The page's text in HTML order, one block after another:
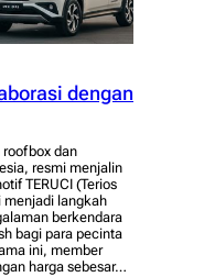
dengan
roofbox dan
resmi menjalin
TERUCI (Terios
menjadi langkah
berkendara
bagi para pecinta
ini, member
harga sebesar…